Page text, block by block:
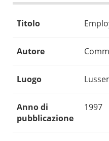
Titolo
Autore
Luogo
Anno di
pubblicazione
1997